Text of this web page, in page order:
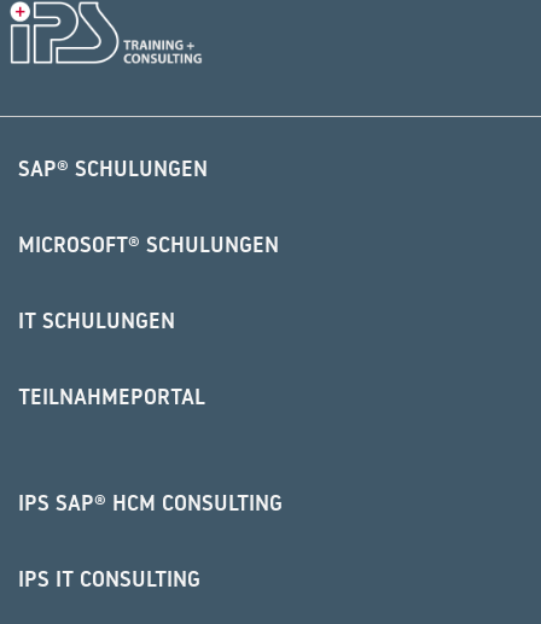
SAP® SCHULUNGEN
MICROSOFT® SCHULUNGEN
IT SCHULUNGEN
TEILNAHMEPORTAL
IPS SAP® HCM CONSULTING
IPS IT CONSULTING